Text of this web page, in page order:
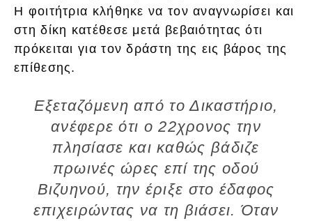
Η φοιτήτρια κλήθηκε να τον αναγνωρίσει και
στη δίκη κατέθεσε μετά βεβαιότητας ότι
πρόκειται για τον δράστη της εις βάρος της
επίθεσης.
Εξεταζόμενη από το Δικαστήριο,
ανέφερε ότι ο 22χρονος την
πλησίασε και καθώς βάδιζε
πρωινές ώρες επί της οδού
Βιζυηνού, την έριξε στο έδαφος
επιχειρώντας να τη βιάσει. Όταν